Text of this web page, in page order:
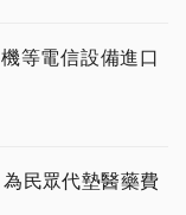
等電信設備進口
民眾代墊醫藥費